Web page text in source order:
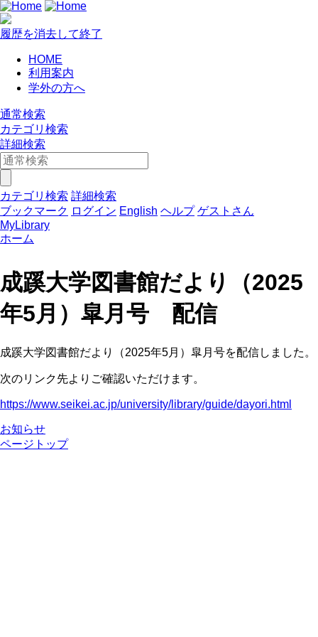
履歴を消去して終了
HOME
利用案内
学外の方へ
通常検索
カテゴリ検索
詳細検索
カテゴリ検索 詳細検索
ブックマーク ログイン English ヘルプ ゲストさん
MyLibrary
ホーム
成蹊大学図書館だより（2025
年5月）皐月号 配信
成蹊大学図書館だより（2025年5月）皐月号を配信しました。
次のリンク先よりご確認いただけます。
https://www.seikei.ac.jp/university/library/guide/dayori.html
お知らせ
ページトップ